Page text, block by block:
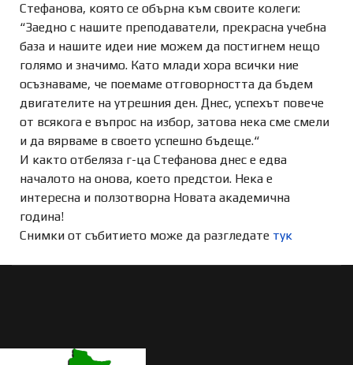
Стефанова, която се обърна към своите колеги:
“Заедно с нашите преподаватели, прекрасна учебна
база и нашите идеи ние можем да постигнем нещо
голямо и значимо. Като млади хора всички ние
осъзнаваме, че поемаме отговорността да бъдем
двигателите на утрешния ден. Днес, успехът повече
от всякога е въпрос на избор, затова нека сме смели
и да вярваме в своето успешно бъдеще.“
И както отбеляза г-ца Стефанова днес е едва
началото на онова, което предстои. Нека е
интересна и ползотворна Новата академична
година!
Снимки от събитието може да разгледате тук